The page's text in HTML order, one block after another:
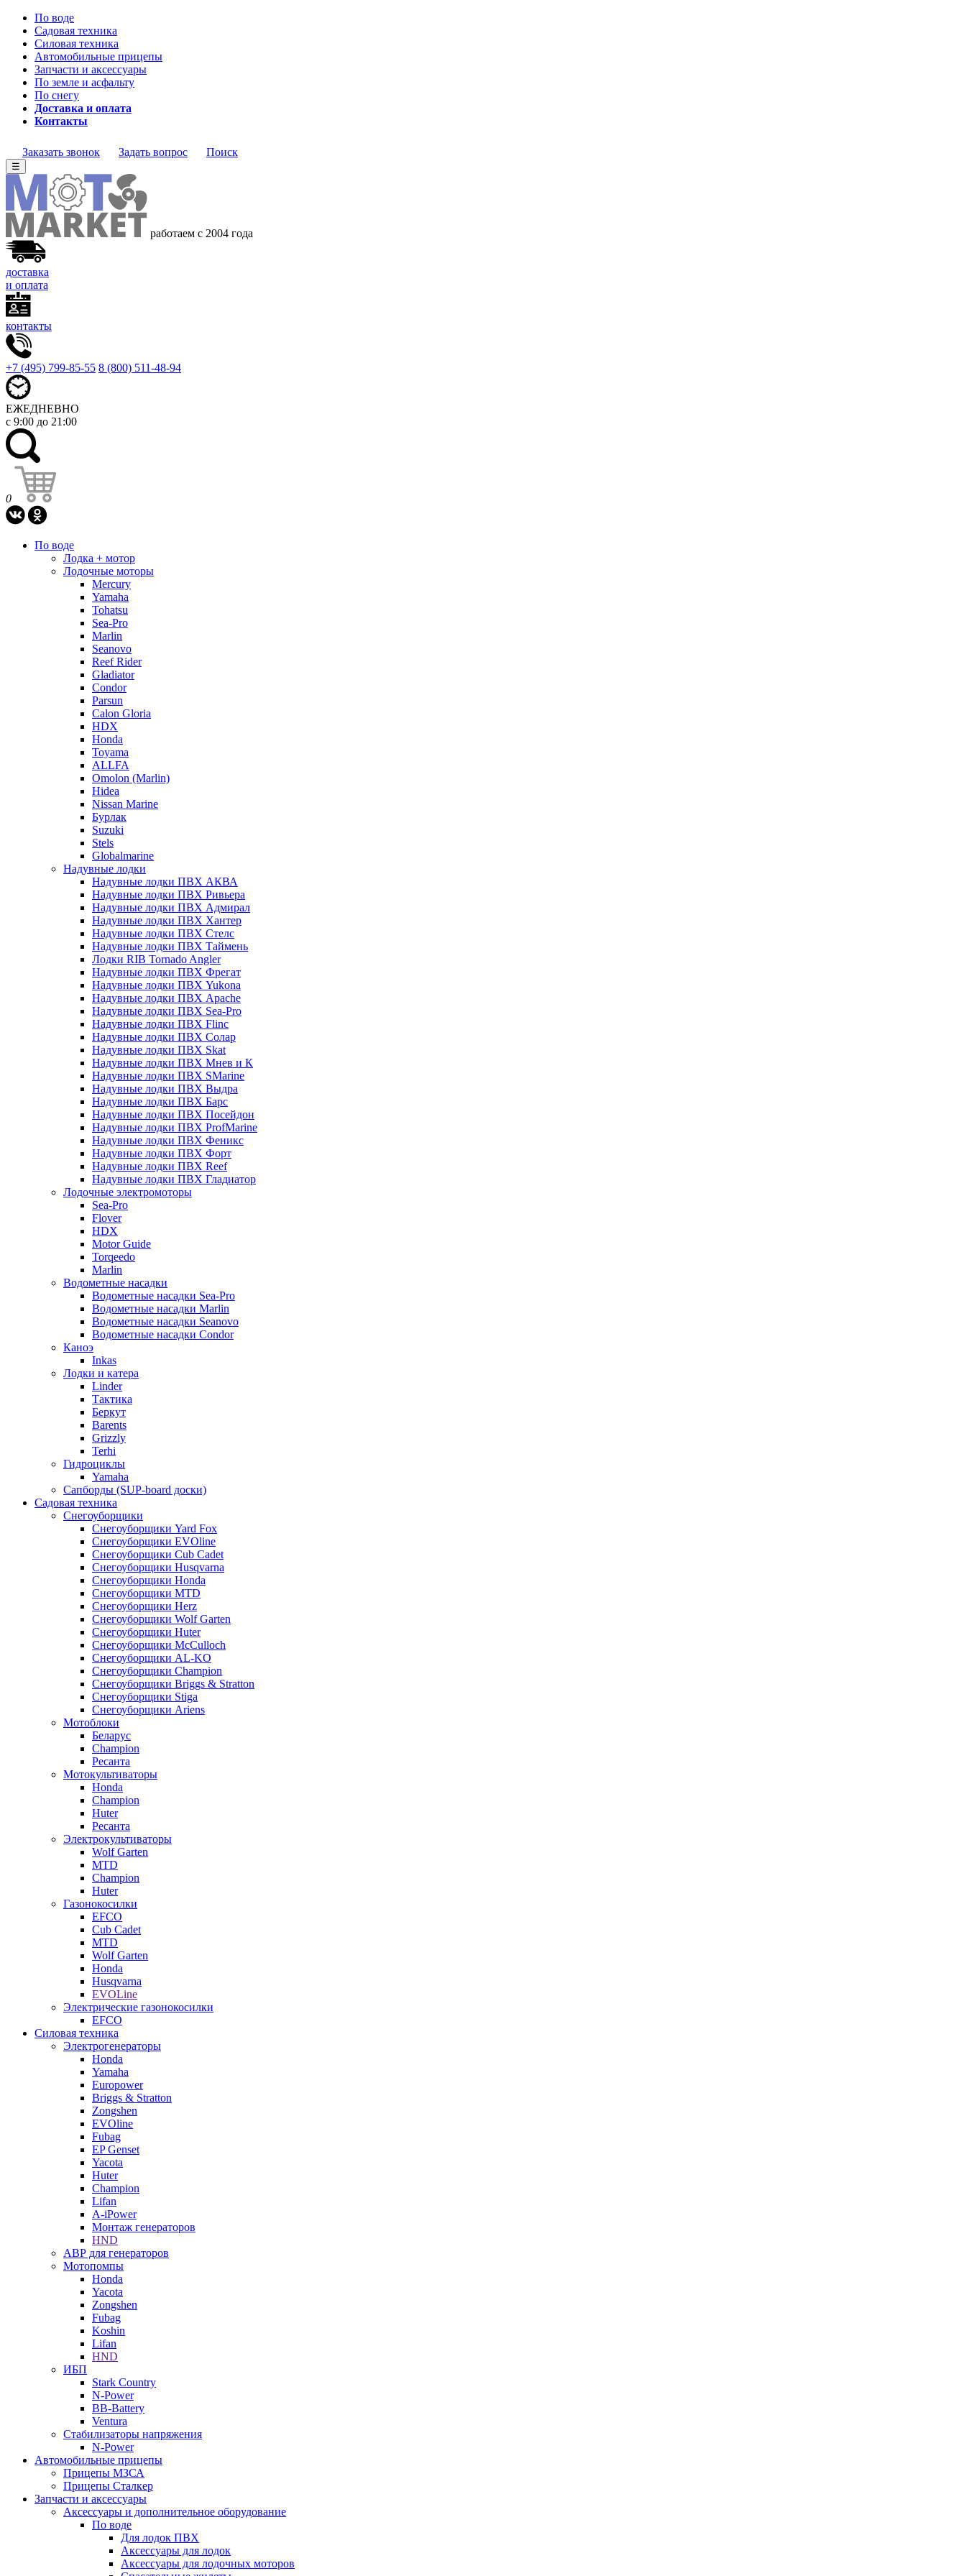
По воде
Садовая техника
Силовая техника
Автомобильные прицепы
Запчасти и аксессуары
По земле и асфальту
По снегу
Доставка и оплата
Контакты
Заказать звонок Задать вопрос Поиск
☰
работаем с 2004 года
доставка
и оплата
контакты
+7 (495) 799-85-55 8 (800) 511-48-94
ЕЖЕДНЕВНО
с 9:00 до 21:00
0
По воде
Лодка + мотор
Лодочные моторы
Mercury
Yamaha
Tohatsu
Sea-Pro
Marlin
Seanovo
Reef Rider
Gladiator
Condor
Parsun
Calon Gloria
HDX
Honda
Toyama
ALLFA
Omolon (Marlin)
Hidea
Nissan Marine
Бурлак
Suzuki
Stels
Globalmarine
Надувные лодки
Надувные лодки ПВХ АКВА
Надувные лодки ПВХ Ривьера
Надувные лодки ПВХ Адмирал
Надувные лодки ПВХ Хантер
Надувные лодки ПВХ Стелс
Надувные лодки ПВХ Таймень
Лодки RIB Tornado Angler
Надувные лодки ПВХ Фрегат
Надувные лодки ПВХ Yukona
Надувные лодки ПВХ Apache
Надувные лодки ПВХ Sea-Pro
Надувные лодки ПВХ Flinc
Надувные лодки ПВХ Солар
Надувные лодки ПВХ Skat
Надувные лодки ПВХ Мнев и К
Надувные лодки ПВХ SMarine
Надувные лодки ПВХ Выдра
Надувные лодки ПВХ Барс
Надувные лодки ПВХ Посейдон
Надувные лодки ПВХ ProfMarine
Надувные лодки ПВХ Феникс
Надувные лодки ПВХ Форт
Надувные лодки ПВХ Reef
Надувные лодки ПВХ Гладиатор
Лодочные электромоторы
Sea-Pro
Flover
HDX
Motor Guide
Torqeedo
Marlin
Водометные насадки
Водометные насадки Sea-Pro
Водометные насадки Marlin
Водометные насадки Seanovo
Водометные насадки Condor
Каноэ
Inkas
Лодки и катера
Linder
Тактика
Беркут
Barents
Grizzly
Terhi
Гидроциклы
Yamaha
Сапборды (SUP-board доски)
Садовая техника
Снегоуборщики
Снегоуборщики Yard Fox
Снегоуборщики EVOline
Снегоуборщики Cub Cadet
Снегоуборщики Husqvarna
Снегоуборщики Honda
Снегоуборщики MTD
Снегоуборщики Herz
Снегоуборщики Wolf Garten
Снегоуборщики Huter
Снегоуборщики McCulloch
Снегоуборщики AL-KO
Снегоуборщики Champion
Снегоуборщики Briggs & Stratton
Снегоуборщики Stiga
Снегоуборщики Ariens
Мотоблоки
Беларус
Champion
Ресанта
Мотокультиваторы
Honda
Champion
Huter
Ресанта
Электрокультиваторы
Wolf Garten
MTD
Champion
Huter
Газонокосилки
EFCO
Cub Cadet
MTD
Wolf Garten
Honda
Husqvarna
EVOLine
Электрические газонокосилки
EFCO
Силовая техника
Электрогенераторы
Honda
Yamaha
Europower
Briggs & Stratton
Zongshen
EVOline
Fubag
EP Genset
Yacota
Huter
Champion
Lifan
A-iPower
Монтаж генераторов
HND
АВР для генераторов
Мотопомпы
Honda
Yacota
Zongshen
Fubag
Koshin
Lifan
HND
ИБП
Stark Country
N-Power
BB-Battery
Ventura
Стабилизаторы напряжения
N-Power
Автомобильные прицепы
Прицепы МЗСА
Прицепы Сталкер
Запчасти и аксессуары
Аксессуары и дополнительное оборудование
По воде
Для лодок ПВХ
Аксессуары для лодок
Аксессуары для лодочных моторов